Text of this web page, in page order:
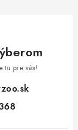
tu pre vás!